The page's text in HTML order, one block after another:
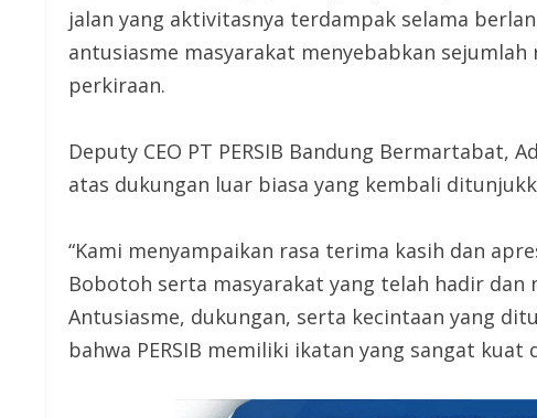
jalan yang aktivitasnya terdampak selama
antusiasme masyarakat menyebabkan
perkiraan.
Deputy CEO PT PERSIB Bandung Bermartabat,
atas dukungan luar biasa yang kembali
“Kami menyampaikan rasa terima kasih dan
Bobotoh serta masyarakat yang telah hadir dan
Antusiasme, dukungan, serta kecintaan yang
bahwa PERSIB memiliki ikatan yang sangat kuat